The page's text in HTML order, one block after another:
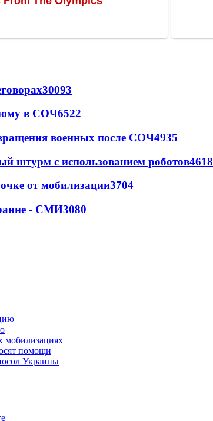
30093
в СОЧ6522
военных после СОЧ4935
штурм с использованием роботов4618
от мобилизации3704
- СМИ3080
мобилизациях
помощи
Украины